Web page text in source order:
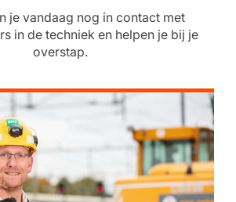
je vandaag nog in contact met
in de techniek en helpen je bij je
overstap.